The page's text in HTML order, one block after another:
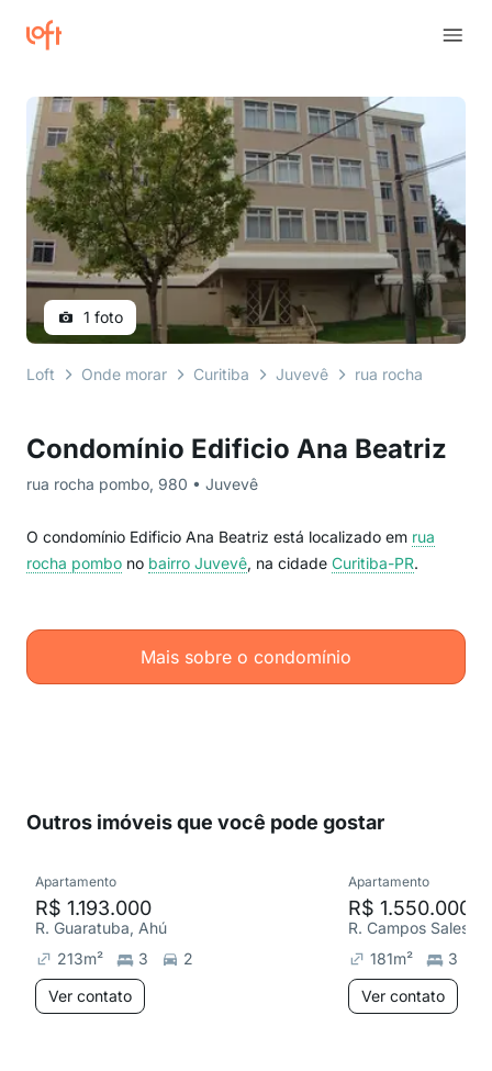
Condomínio Edificio Ana Beatriz
rua rocha pombo, 980 • Juvevê
O condomínio Edificio Ana Beatriz está localizado em rua
rocha pombo no bairro Juvevê, na cidade Curitiba-PR.
Mais sobre o condomínio
1 foto
Loft Onde morar Curitiba Juvevê rua rocha pombo
Outros imóveis que você pode gostar
Apartamento
R$ 1.193.000
R. Guaratuba, Ahú
213m² 3
2
Ver contato
Apartamento
R$ 1.550.000
R. Campos Sales,
181m²
3
Ver contato